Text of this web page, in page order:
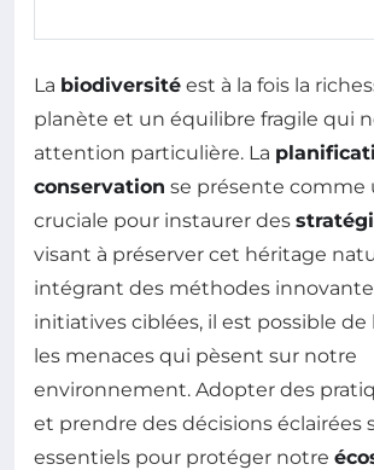
La biodiversité est à la fois la
planète et un équilibre fragile qui
attention particulière. La
conservation se présente comme
cruciale pour instaurer des
visant à préserver cet héritage
intégrant des méthodes
initiatives ciblées, il est possible
les menaces qui pèsent sur notre
environnement. Adopter des
et prendre des décisions éclairées
essentiels pour protéger notre